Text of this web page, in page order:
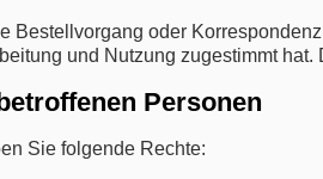
Bestellvorgang oder
und Nutzung zugestimmt
Personen
Sie folgende Rechte: